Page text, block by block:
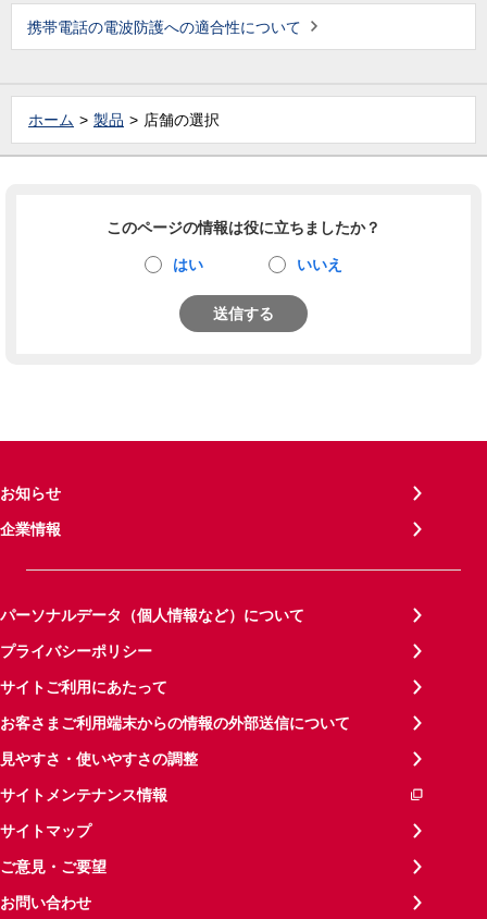
携帯電話の電波防護への適合性について
ホーム 製品 店舗の選択
このページの情報は役に立ちましたか？
はい いいえ
送信する
お知らせ
企業情報
パーソナルデータ（個人情報など）について
プライバシーポリシー
サイトご利用にあたって
お客さまご利用端末からの情報の外部送信について
見やすさ・使いやすさの調整
サイトメンテナンス情報
サイトマップ
ご意見・ご要望
お問い合わせ